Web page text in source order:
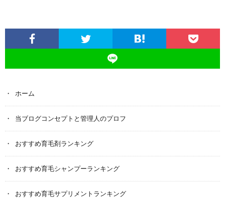
ホーム
当ブログコンセプトと管理人のプロフ
おすすめ育毛剤ランキング
おすすめ育毛シャンプーランキング
おすすめ育毛サプリメントランキング